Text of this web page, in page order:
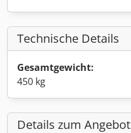
Technische Details
Gesamtgewicht:
450 kg
Details zum Angebot